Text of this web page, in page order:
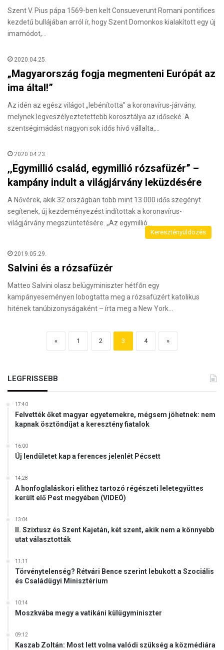
Szent V. Pius pápa 1569-ben kelt Consueverunt Romani pontifices
kezdetű bullájában arról ír, hogy Szent Domonkos kialakított egy új
imamódot,…
2020.04.25.
„Magyarország fogja megmenteni Európát az
ima által!”
Az idén az egész világot „lebénította” a koronavírus-járvány,
melynek legveszélyeztetettebb korosztálya az időseké. A
szentségimádást nagyon sok idős hívő vállalta,…
2020.04.23.
,,Egymillió család, egymillió rózsafüzér” –
kampány indult a világjárvány leküzdésére
A Nővérek, akik 32 országban több mint 13 000 idős szegényt
segítenek, új kezdeményezést indítottak a koronavírus-
világjárvány megszüntetésére. „Az egymillió…
Keresztényüldözés
2019.05.29.
Salvini és a rózsafüzér
Matteo Salvini olasz belügyminiszter hétfőn egy
kampányeseményen lobogtatta meg a rózsafüzért katolikus
hitének tanúbizonyságaként – írta meg a New York…
« 1 2 3 4 »
LEGFRISSEBB
17:40
Felvették őket magyar egyetemekre, mégsem jöhetnek: nem
kapnak ösztöndíjat a keresztény fiatalok
16:00
Új lendületet kap a ferences jelenlét Pécsett
14:28
A honfoglaláskori elithez tartozó régészeti leletegyüttes
került elő Pest megyében (VIDEÓ)
13:04
II. Szixtusz és Szent Kajetán, két szent, akik nem a könnyebb
utat választották
11:11
Törvénytelenség? Rétvári Bence szerint lebukott a Szociális
és Családügyi Minisztérium
10:14
Moszkvába megy a vatikáni külügyminiszter
09:12
Kaszab Zoltán: Most lett volna valódi szükség a közmédiára